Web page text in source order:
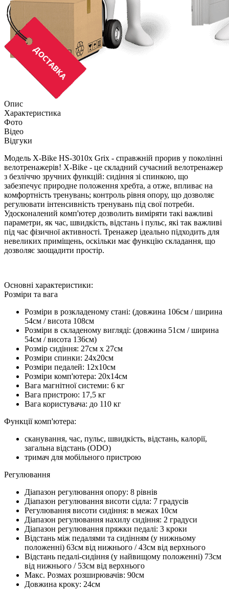
Опис
Характеристика
Фото
Відео
Відгуки
Модель X-Bike HS-3010x Grix - справжній прорив у поколінні
велотренажерів! X-Bike - це складний сучасний велотренажер
з безліччю зручних функцій: сидіння зі спинкою, що
забезпечує природне положення хребта, а отже, впливає на
комфортність тренувань; контроль рівня опору, що дозволяє
регулювати інтенсивність тренувань під свої потреби.
Удосконалений комп'ютер дозволить виміряти такі важливі
параметри, як час, швидкість, відстань і пульс, які так важливі
під час фізичної активності. Тренажер ідеально підходить для
невеликих приміщень, оскільки має функцію складання, що
дозволяє заощадити простір.
Основні характеристики:
Розміри та вага
Розміри в розкладеному стані: (довжина 106см / ширина
54см / висота 108см
Розміри в складеному вигляді: (довжина 51см / ширина
54см / висота 136см)
Розмір сидіння: 27см х 27см
Розміри спинки: 24х20см
Розміри педалей: 12х10см
Розміри комп'ютера: 20х14см
Вага магнітної системи: 6 кг
Вага пристрою: 17,5 кг
Вага користувача: до 110 кг
Функції комп'ютера:
сканування, час, пульс, швидкість, відстань, калорії,
загальна відстань (ODO)
тримач для мобільного пристрою
Регулювання
Діапазон регулювання опору: 8 рівнів
Діапазон регулювання висоти сідла: 7 градусів
Регулювання висоти сидіння: в межах 10см
Діапазон регулювання нахилу сидіння: 2 градуси
Діапазон регулювання пряжки педалі: 3 кроки
Відстань між педалями та сидінням (у нижньому
положенні) 63см від нижнього / 43см від верхнього
Відстань педалі-сидіння (у найвищому положенні) 73см
від нижнього / 53см від верхнього
Макс. Розмах розширювачів: 90см
Довжина кроку: 24см